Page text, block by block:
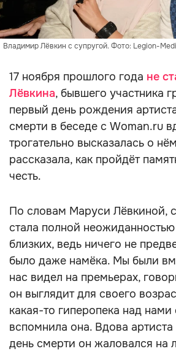
Владимир Лёвкин с супругой. Фото: Legion-
17 ноября прошлого года не
Лёвкина, бывшего участника
первый день рождения
смерти в беседе с Woman.ru
трогательно высказалась о
рассказала, как пройдёт
честь.
По словам Маруси Лёвкиной,
стала полной неожиданностью
близких, ведь ничего не
было даже намёка. Мы были
нас видел на премьерах,
он выглядит для своего
какая-то гиперопека над
вспомнила она. Вдова артиста
день смерти он жаловался на